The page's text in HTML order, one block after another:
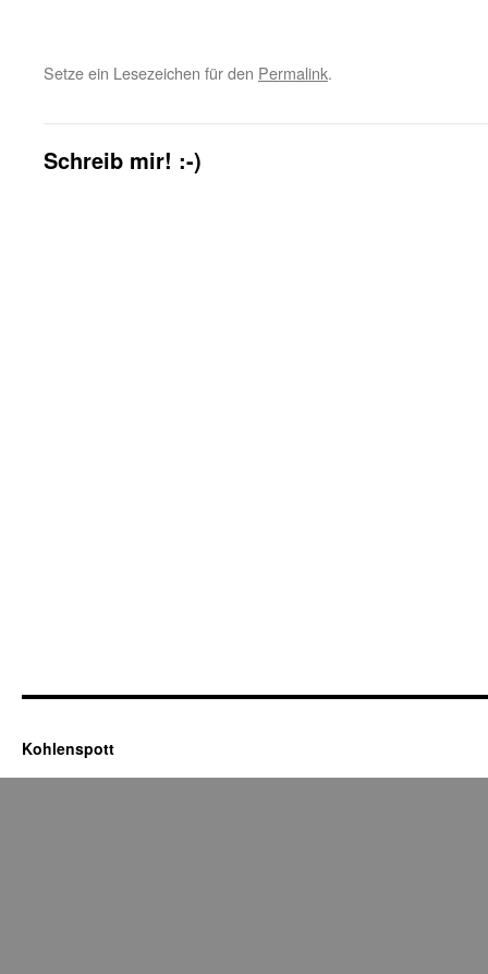
Setze ein Lesezeichen für den Permalink.
Schreib mir! :-)
Kohlenspott